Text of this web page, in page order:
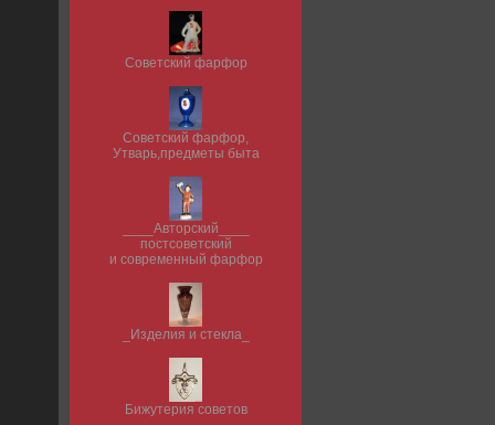
Советский фарфор
Советский фарфор,
Утварь,предметы быта
____Авторский____
постсоветский
и современный фарфор
_Изделия и стекла_
Бижутерия советов